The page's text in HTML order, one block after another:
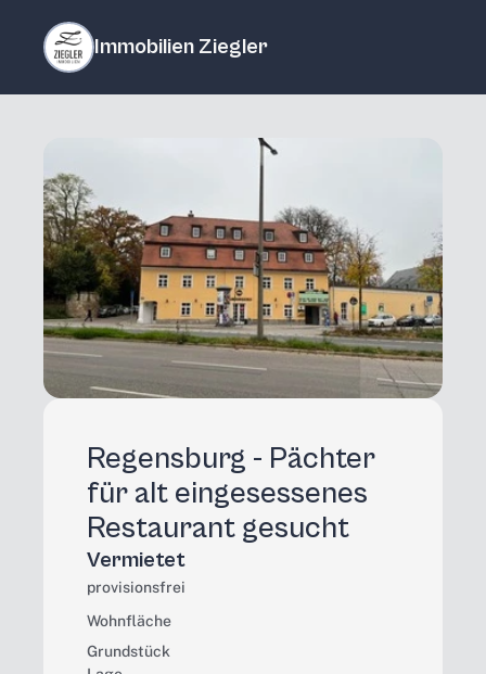
Immobilien Ziegler
Regensburg - Pächter
für alt eingesessenes
Restaurant gesucht
Vermietet
provisionsfrei
Wohnfläche
Grundstück